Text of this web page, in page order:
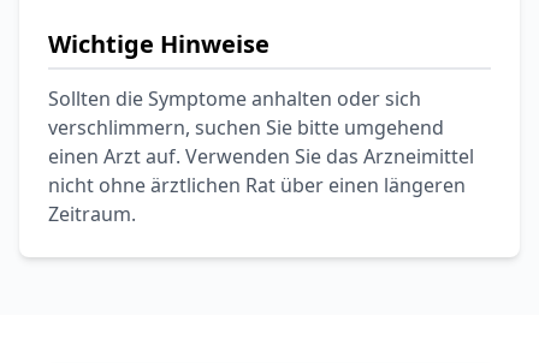
Hametum
Hämorrhoidensalbe:
Bei Hämorrhoiden
& Juckreiz
12,04 € 12,95 € -7%
Nach Marke kaufen
Wichtige Hinweise
Sollten die Symptome anhalten oder sich
verschlimmern, suchen Sie bitte umgehend
einen Arzt auf. Verwenden Sie das Arzneimittel
nicht ohne ärztlichen Rat über einen längeren
Zeitraum.